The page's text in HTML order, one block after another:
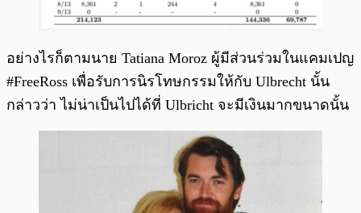
อย่างไรก็ตามนาย Tatiana Moroz ผู้มีส่วนร่วมในแคมเปญ
#FreeRoss เพื่อรับการนิรโทษกรรมให้กับ Ulbrecht นั้น
กล่าวว่า ไม่น่าเป็นไปได้ที่ Ulbricht จะมีเงินมากขนาดนั้น